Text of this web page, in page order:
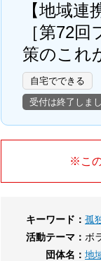
【地域
［第72
策のこれ
自宅でできる
受付は終了しま
※こ
キーワード： 孤
活動テーマ： ボ
団体名： 地